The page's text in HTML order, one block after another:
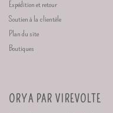
Expédition et retour
Soutien à la clientèle
Plan du site
Boutiques
ORYA PAR VIREVOLTE